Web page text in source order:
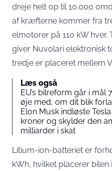
dreje helt op til 10.000
af kræfterne kommer fra
elmotorer på 110 kW
giver Nuvolari elektronisk
tredje er placeret mellem
Læs også
EU’s bilreform går i mål
øje med, om dit blik
Elon Musk indløste
kroner og skylder den
milliarder i skat
Litium-ion-batteriet er
kWh, hvilket placerer